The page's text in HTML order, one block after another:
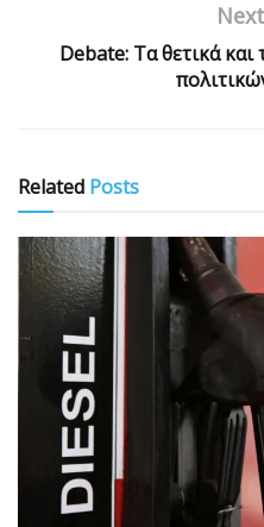
Debate: Τα θετικά
Related Posts